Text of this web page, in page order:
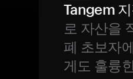
Tangem
로 자산을
폐 초보자
게도 훌륭